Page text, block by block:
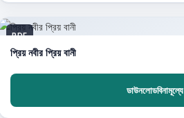
PDF
প্রিয় নবীর প্রিয় বানী
ডাউনলোডবিনামূল্যে